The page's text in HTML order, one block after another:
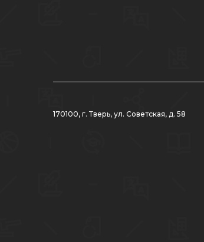
170100, г. Тверь, ул. Советская, д. 58